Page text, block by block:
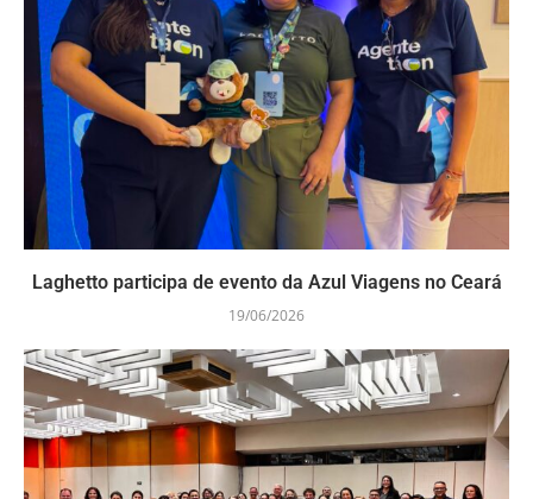
Laghetto participa de evento da Azul Viagens no Ceará
19/06/2026